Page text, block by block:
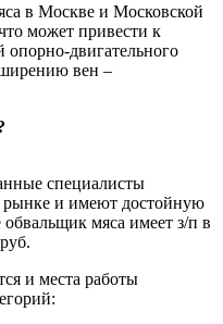
в Москве и Московской
может привести к
двигательного
вен –
специалисты
рынке и имеют достойную
мяса имеет з/п в
и места работы